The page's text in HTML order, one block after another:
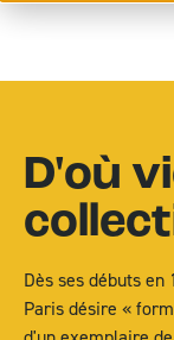
D'où
Dès ses débuts
Paris désire «